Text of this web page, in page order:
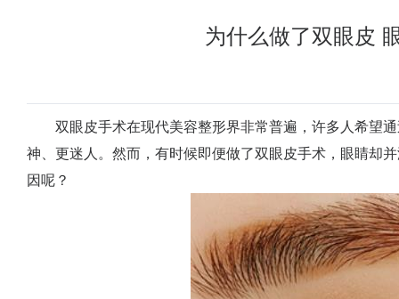
为什么做了双眼皮
双眼皮手术在现代美容整形界非常普遍，许多人希望通
神、更迷人。然而，有时候即便做了双眼皮手术，眼睛却
因呢？